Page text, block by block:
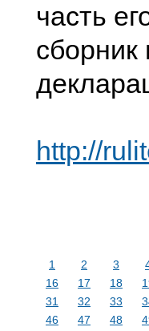
часть
сборник
http://
1 2 3
16
17 18
31
32 33
46
47 48